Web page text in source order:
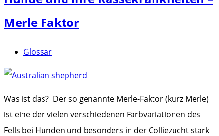
Merle Faktor
Glossar
Was ist das? Der so genannte Merle-Faktor (kurz Merle)
ist eine der vielen verschiedenen Farbvariationen des
Fells bei Hunden und besonders in der Colliezucht stark